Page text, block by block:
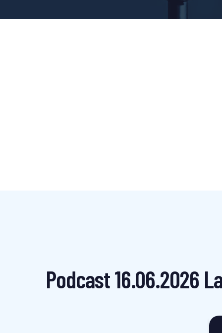
Podcast 16.06.2026